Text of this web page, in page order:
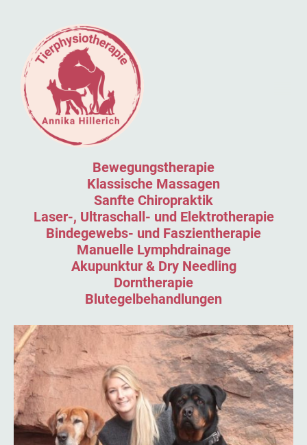
Bewegungstherapie
Klassische Massagen
Sanfte Chiropraktik
Laser-, Ultraschall- und Elektrotherapie
Bindegewebs- und Faszientherapie
Manuelle Lymphdrainage
Akupunktur & Dry Needling
Dorntherapie
Blutegelbehandlungen